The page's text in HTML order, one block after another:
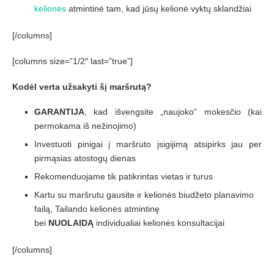
kelionės atmintinė tam, kad jūsų kelionė vyktų sklandžiai
[/columns]
[columns size=”1/2″ last=”true”]
Kodėl verta užsakyti šį maršrutą?
GARANTIJA , kad išvengsite „naujoko“ mokesčio (kai
permokama iš nežinojimo)
Investuoti pinigai į maršruto įsigijimą atsipirks jau per
pirmąsias atostogų dienas
Rekomenduojame tik patikrintas vietas ir turus
Kartu su maršrutu gausite ir kelionės biudžeto planavimo
failą, Tailando kelionės atmintinę
bei NUOLAIDĄ individualiai kelionės konsultacijai
[/columns]